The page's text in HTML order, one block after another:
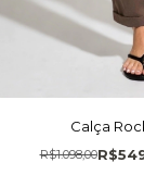
Calça
R$1.098,00